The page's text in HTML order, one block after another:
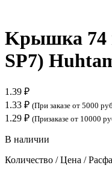
Kрышка 74
SP7)
1.39 ₽
1.33 ₽ (При заказе от 5000
1.29 ₽ (Призаказе от 10000
В наличии
Количество / Цена /